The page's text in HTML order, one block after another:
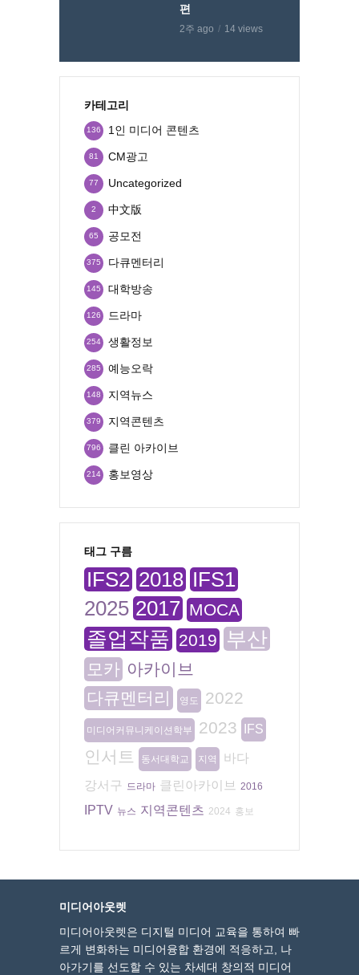
편
2주 ago 14 views
카테고리
1인 미디어 콘텐츠
136
CM광고
81
Uncategorized
77
中文版
2
공모전
65
다큐멘터리
375
대학방송
145
드라마
126
생활정보
254
예능오락
285
지역뉴스
148
지역콘텐츠
379
클린 아카이브
796
홍보영상
214
태그 구름
IFS2 2018 IFS1
2025 2017 MOCA
졸업작품 2019 부산
모카 아카이브
다큐멘터리
영도 2022
미디어커뮤니케이션학부 2023 IFS
인서트 동서대학교 지역
바다
강서구 드라마 클린아카이브 2016
IPTV 뉴스 지역콘텐츠 2024 홍보
미디어아웃렛
미디어아웃렛은 디지털 미디어 교육을 통하여 빠
르게 변화하는 미디어융합 환경에 적응하고, 나
아가기를 선도할 수 있는 차세대 창의적 미디어